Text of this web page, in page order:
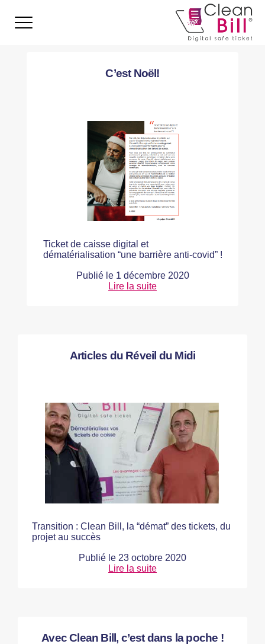
C’est Noël!
Ticket de caisse digital et
dématérialisation “une barrière anti-covid” !
Publié le 1 décembre 2020
Lire la suite
Articles du Réveil du Midi
Transition : Clean Bill, la “démat” des tickets, du
projet au succès
Publié le 23 octobre 2020
Lire la suite
Avec Clean Bill, c’est dans la poche !